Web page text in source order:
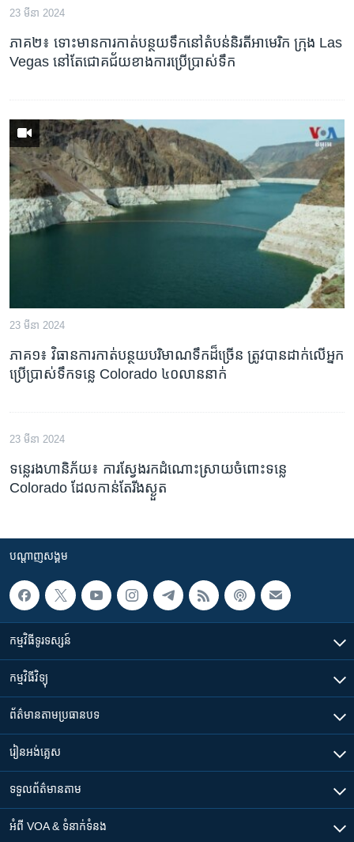
23 មីនា 2024
ភាគ២៖ ទោះ​មាន​ការ​កាត់​បន្ថយ​ទឹក​នៅ​តំបន់​និរតី​អាមេរិក ក្រុង Las
Vegas នៅតែ​ជោគជ័យ​ខាង​ការ​ប្រើប្រាស់​ទឹក
23 មីនា 2024
ភាគ១៖ វិធានការ​កាត់បន្ថយ​បរិមាណ​​ទឹក​ដ៏​​ច្រើន ត្រូវ​បាន​ដាក់លើអ្នក​
ប្រើប្រាស់​ទឹក​ទន្លេ Colorado ៤០​លាន​នាក់
23 មីនា 2024
ទន្លេ​រង​ហានិភ័យ៖​ ការ​ស្វែង​រក​ដំណោះស្រាយ​ចំពោះ​ទន្លេ​
Colorado​ ដែល​កាន់​តែ​រីងស្ងួត
បណ្តាញ​សង្គម
កម្មវិធី​ទូរទស្សន៍
កម្មវិធី​វិទ្យុ
ព័ត៌មាន​តាមប្រធានបទ​
រៀន​​អង់គ្លេស
ទទួល​ព័ត៌មាន​តាម
អំពី​ VOA & ទំនាក់ទំនង